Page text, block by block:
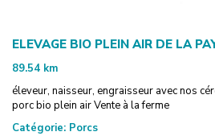
ELEVAGE BIO PLEIN AIR DE LA
89.54 km
éleveur, naisseur, engraisseur avec nos
porc bio plein air Vente à la ferme
Catégorie: Porcs